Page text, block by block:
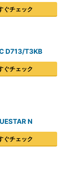
ぐチェック
D713/T3KB
ぐチェック
N
ぐチェック